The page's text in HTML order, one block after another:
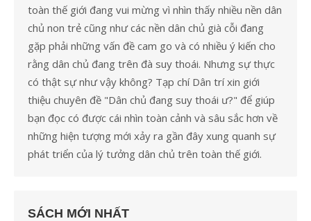
toàn thế giới đang vui mừng vì nhìn thấy nhiều nền dân
chủ non trẻ cũng như các nền dân chủ già cỗi đang
gặp phải những vấn đề cam go và có nhiều ý kiến cho
rằng dân chủ đang trên đà suy thoái. Nhưng sự thực
có thật sự như vậy không? Tạp chí Dân trí xin giới
thiệu chuyên đề "Dân chủ đang suy thoái ư?" để giúp
bạn đọc có được cái nhìn toàn cảnh và sâu sắc hơn về
những hiện tượng mới xảy ra gần đây xung quanh sự
phát triển của lý tưởng dân chủ trên toàn thế giới.
SÁCH MỚI NHẤT